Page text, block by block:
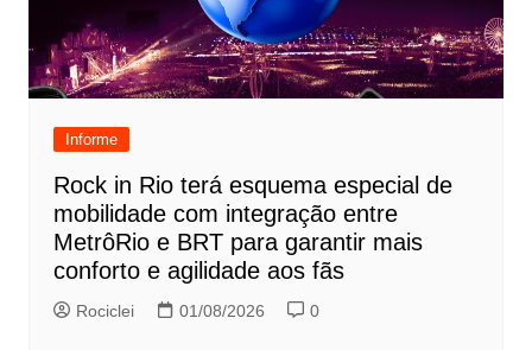
Informe
Rock in Rio terá esquema especial de
mobilidade com integração entre
MetrôRio e BRT para garantir mais
conforto e agilidade aos fãs
Rociclei 01/08/2026 0